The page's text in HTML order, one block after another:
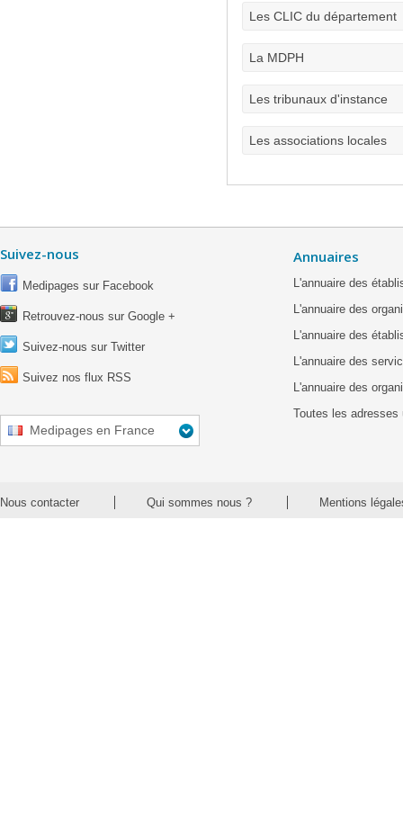
Les CLIC du département
La MDPH
Les tribunaux d'instance
Les associations locales
Suivez-nous
Medipages sur Facebook
Retrouvez-nous sur Google +
Suivez-nous sur Twitter
Suivez nos flux RSS
Medipages en France
Annuaires
L'annuaire des
L'annuaire des
L'annuaire des
L'annuaire des
L'annuaire des
Toutes les adresses
Nous contacter Qui sommes nous ? Mentions